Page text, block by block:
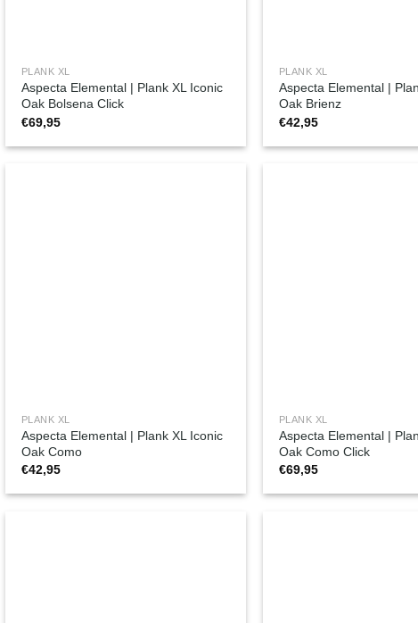
PLANK XL
Aspecta Elemental | Plank XL Iconic
Oak Bolsena Click
€69,95
PLANK XL
Aspecta Elemental |
Oak Brienz
€42,95
PLANK XL
Aspecta Elemental | Plank XL Iconic
Oak Como
€42,95
PLANK XL
Aspecta Elemental |
Oak Como Click
€69,95